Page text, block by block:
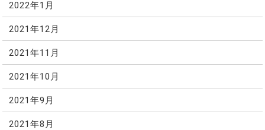
2022年1月
2021年12月
2021年11月
2021年10月
2021年9月
2021年8月